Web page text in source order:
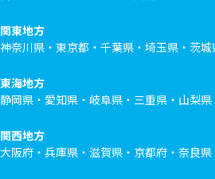
関東地方
神奈川県・東京都・千葉県・埼玉県・茨
東海地方
静岡県・愛知県・岐阜県・三重県・山梨県
関西地方
大阪府・兵庫県・滋賀県・京都府・奈良